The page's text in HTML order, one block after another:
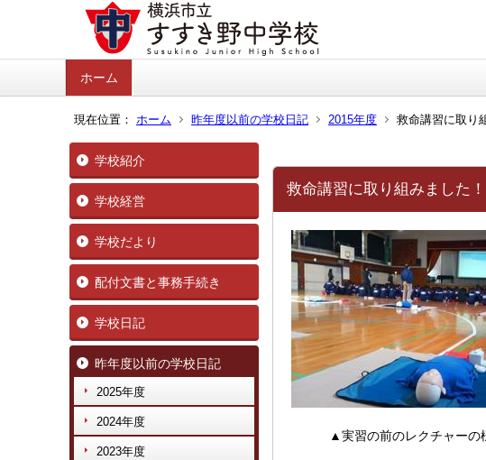
ホーム
現在位置： ホーム 昨年度以前の学校日記 2015年度 救命講習に取り
学校紹介
学校経営
学校だより
配付文書と事務手続き
学校日記
昨年度以前の学校日記
2025年度
2024年度
2023年度
救命講習に取り組みました
▲実習の前のレクチャーの